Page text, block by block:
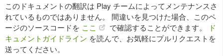
このドキュメントの翻訳は Play チームによってメンテナンスさ
れているものではありません。 間違いを見つけた場合、このペ
ージのソースコードを ここ で確認することができます。
ド
キュメントガイドライン を読んで、お気軽にプルリクエストを
送ってください。